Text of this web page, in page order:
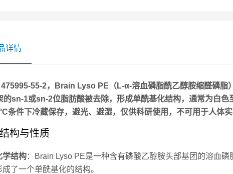
详情
55-2，Brain Lyso PE （L-α-溶血磷脂酰乙醇胺缩醛磷
的sn-1或sn-2位脂肪酸被去除，形成单酰基化结构，通常为白
条件下冷藏保存，避光、避湿，仅供科研使用，不可用于人体
构与性质
学结构：Brain Lyso PE是一种含有磷酸乙醇胺头部基团的溶血
成了一个单酰基化的结构。